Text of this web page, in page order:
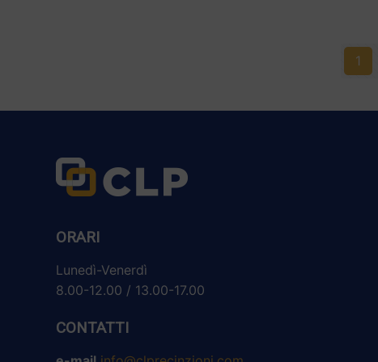
1
ORARI
Lunedì-Venerdì
8.00-12.00 / 13.00-17.00
CONTATTI